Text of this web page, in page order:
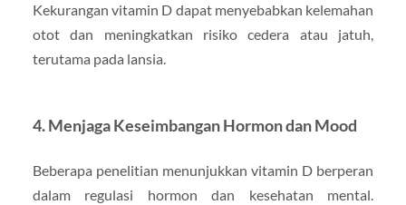
Kekurangan vitamin D dapat menyebabkan kelemahan
otot dan meningkatkan risiko cedera atau jatuh,
terutama pada lansia.
4. Menjaga Keseimbangan Hormon dan Mood
Beberapa penelitian menunjukkan vitamin D berperan
dalam regulasi hormon dan kesehatan mental.